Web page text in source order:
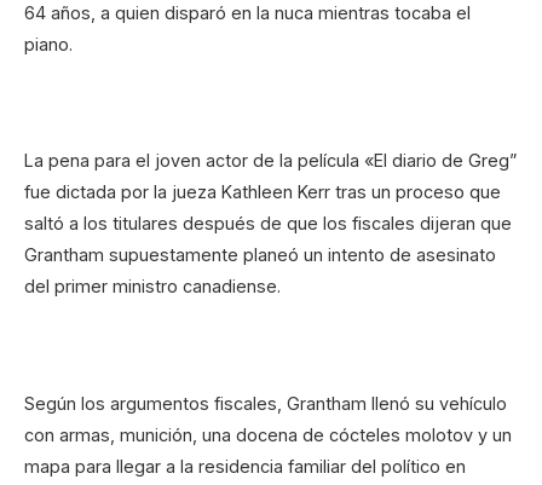
64 años, a quien disparó en la nuca mientras tocaba el
piano.
La pena para el joven actor de la película «El diario de Greg”
fue dictada por la jueza Kathleen Kerr tras un proceso que
saltó a los titulares después de que los fiscales dijeran que
Grantham supuestamente planeó un intento de asesinato
del primer ministro canadiense.
Según los argumentos fiscales, Grantham llenó su vehículo
con armas, munición, una docena de cócteles molotov y un
mapa para llegar a la residencia familiar del político en